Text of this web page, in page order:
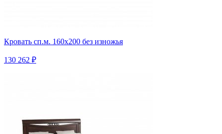
Кровать сп.м. 160х200 без изножья
130 262 ₽